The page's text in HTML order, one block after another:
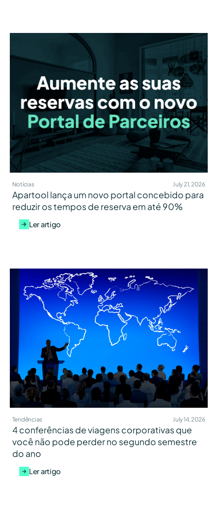
Notícias July 21, 2026
Apartool lança um novo portal concebido para
reduzir os tempos de reserva em até 90%
Ler artigo
Tendências July 14, 2026
4 conferências de viagens corporativas que
você não pode perder no segundo semestre
do ano
Ler artigo